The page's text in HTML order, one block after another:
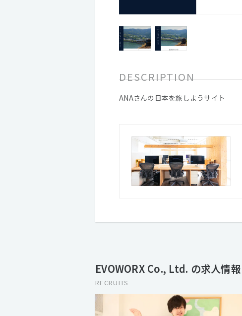
DESCRIPTION
ANAさんの日本を旅しようサイト
EVOWORX Co., Ltd. の求人情報
RECRUITS